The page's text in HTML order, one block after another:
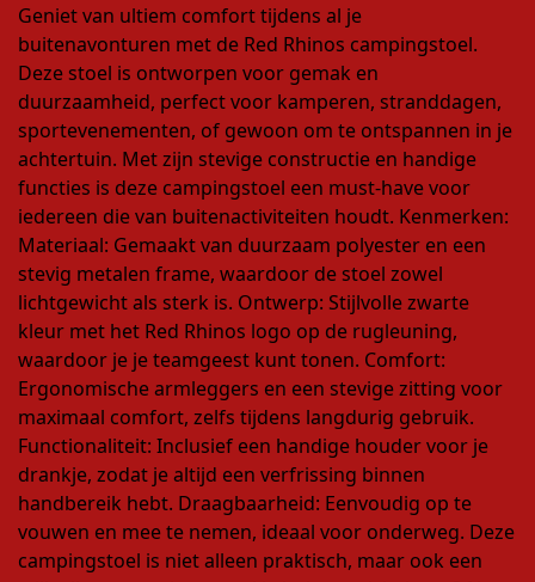
Geniet van ultiem comfort tijdens al je
buitenavonturen met de Red Rhinos campingstoel.
Deze stoel is ontworpen voor gemak en
duurzaamheid, perfect voor kamperen, stranddagen,
sportevenementen, of gewoon om te ontspannen in je
achtertuin. Met zijn stevige constructie en handige
functies is deze campingstoel een must-have voor
iedereen die van buitenactiviteiten houdt. Kenmerken:
Materiaal: Gemaakt van duurzaam polyester en een
stevig metalen frame, waardoor de stoel zowel
lichtgewicht als sterk is. Ontwerp: Stijlvolle zwarte
kleur met het Red Rhinos logo op de rugleuning,
waardoor je je teamgeest kunt tonen. Comfort:
Ergonomische armleggers en een stevige zitting voor
maximaal comfort, zelfs tijdens langdurig gebruik.
Functionaliteit: Inclusief een handige houder voor je
drankje, zodat je altijd een verfrissing binnen
handbereik hebt. Draagbaarheid: Eenvoudig op te
vouwen en mee te nemen, ideaal voor onderweg. Deze
campingstoel is niet alleen praktisch, maar ook een